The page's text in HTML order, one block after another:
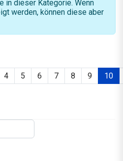
in dieser Kategorie. Wenn
werden, können diese aber
4 5 6 7 8 9 10